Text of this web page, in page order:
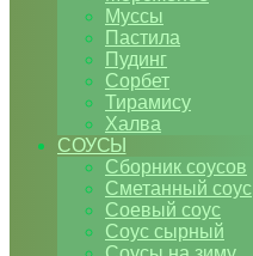
Муссы
Пастила
Пудинг
Сорбет
Тирамису
Халва
СОУСЫ
Сборник соусов
Сметанный соус
Соевый соус
Соус сырный